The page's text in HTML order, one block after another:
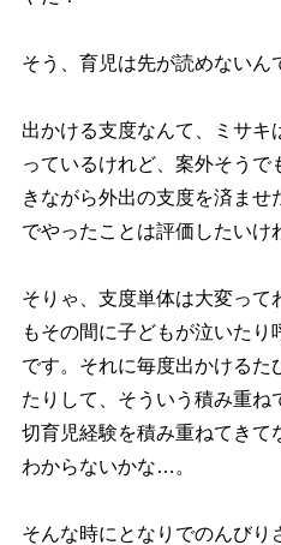
そう、育児は先が読めないん
出かける支度なんて、ミサキ
っているけれど、案外そう
きながら外出の支度を済ませ
でやったことは評価したいけ
そりゃ、支度単体は大変って
もその間に子どもが泣いた
です。それに毎度出かけるた
たりして、そういう積み重
切育児経験を積み重ねてきて
わからないかな…。
そんな時にとなりでのんびり